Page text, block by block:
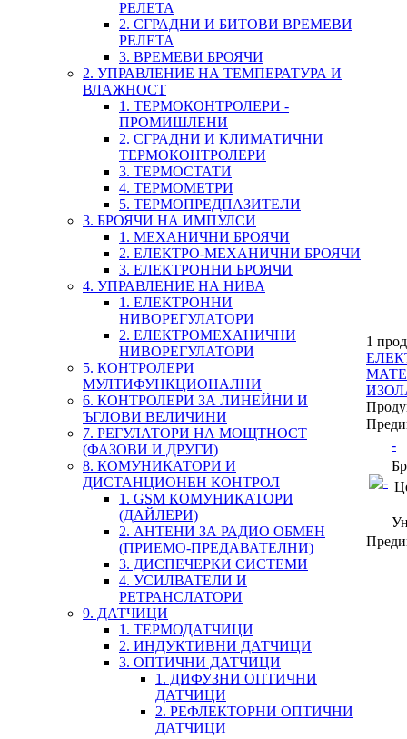
РЕЛЕТА
2. СГРАДНИ И БИТОВИ ВРЕМЕВИ
РЕЛЕТА
3. ВРЕМЕВИ БРОЯЧИ
2. УПРАВЛЕНИЕ НА ТЕМПЕРАТУРА И
ВЛАЖНОСТ
1. ТЕРМОКОНТРОЛЕРИ -
ПРОМИШЛЕНИ
2. СГРАДНИ И КЛИМАТИЧНИ
ТЕРМОКОНТРОЛЕРИ
3. ТЕРМОСТАТИ
4. ТЕРМОМЕТРИ
5. ТЕРМОПРЕДПАЗИТЕЛИ
3. БРОЯЧИ НА ИМПУЛСИ
1. МЕХАНИЧНИ БРОЯЧИ
2. ЕЛЕКТРО-МЕХАНИЧНИ БРОЯЧИ
3. ЕЛЕКТРОННИ БРОЯЧИ
4. УПРАВЛЕНИЕ НА НИВА
1. ЕЛЕКТРОННИ
НИВОРЕГУЛАТОРИ
2. ЕЛЕКТРОМЕХАНИЧНИ
НИВОРЕГУЛАТОРИ
5. КОНТРОЛЕРИ
МУЛТИФУНКЦИОНАЛНИ
6. КОНТРОЛЕРИ ЗА ЛИНЕЙНИ И
ЪГЛОВИ ВЕЛИЧИНИ
7. РЕГУЛАТОРИ НА МОЩТНОСТ
(ФАЗОВИ И ДРУГИ)
8. КОМУНИКАТОРИ И
ДИСТАНЦИОНЕН КОНТРОЛ
1. GSM КОМУНИКАТОРИ
(ДАЙЛЕРИ)
2. АНТЕНИ ЗА РАДИО ОБМЕН
(ПРИЕМО-ПРЕДАВАТЕЛНИ)
3. ДИСПЕЧЕРКИ СИСТЕМИ
4. УСИЛВАТЕЛИ И
РЕТРАНСЛАТОРИ
9. ДАТЧИЦИ
1. ТЕРМОДАТЧИЦИ
2. ИНДУКТИВНИ ДАТЧИЦИ
3. ОПТИЧНИ ДАТЧИЦИ
1. ДИФУЗНИ ОПТИЧНИ
ДАТЧИЦИ
2. РЕФЛЕКТОРНИ ОПТИЧНИ
ДАТЧИЦИ
1
-